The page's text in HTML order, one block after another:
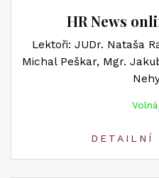
HR News
Lektoři JUDr. Nataša
Michal Peškar Mgr.
DETAILNÍ